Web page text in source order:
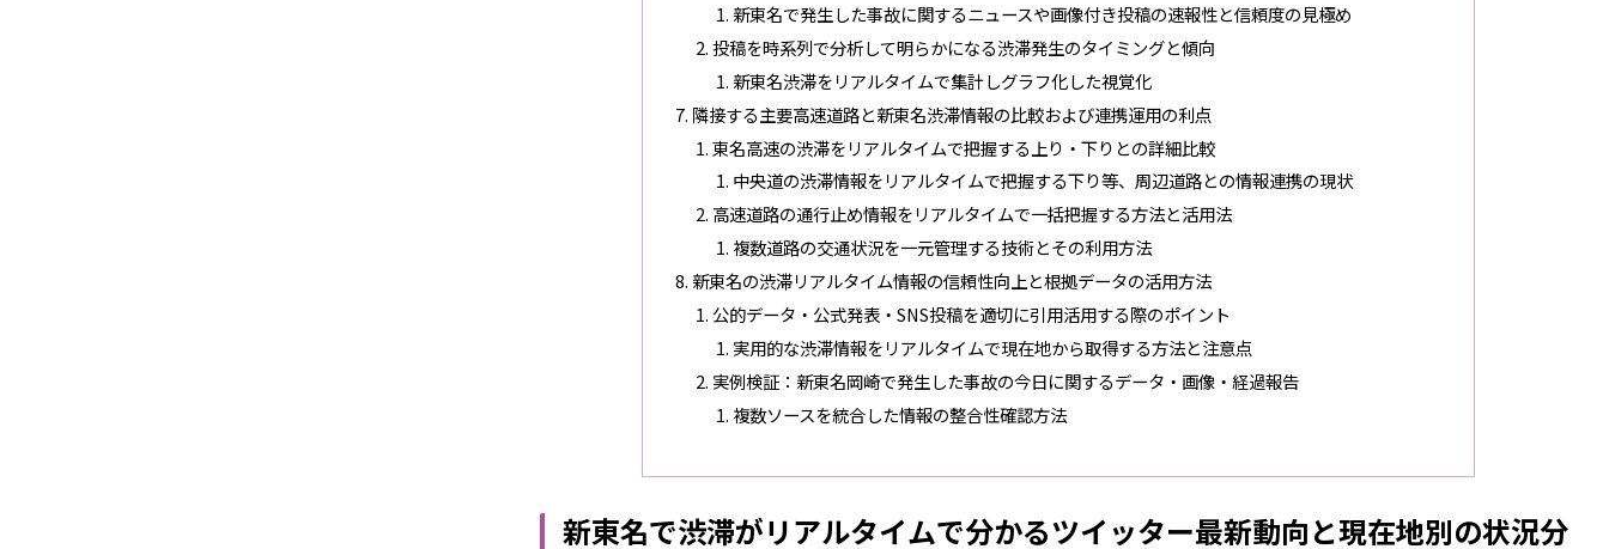
新東名で発生した事故に関するニュースや画像付き投稿の速報性と信頼度の見極め
投稿を時系列で分析して明らかになる渋滞発生のタイミングと傾向
新東名渋滞をリアルタイムで集計しグラフ化した視覚化
隣接する主要高速道路と新東名渋滞情報の比較および連携運用の利点
東名高速の渋滞をリアルタイムで把握する上り・下りとの詳細比較
中央道の渋滞情報をリアルタイムで把握する下り等、周辺道路との情報連携の現状
高速道路の通行止め情報をリアルタイムで一括把握する方法と活用法
複数道路の交通状況を一元管理する技術とその利用方法
新東名の渋滞リアルタイム情報の信頼性向上と根拠データの活用方法
公的データ・公式発表・SNS投稿を適切に引用活用する際のポイント
実用的な渋滞情報をリアルタイムで現在地から取得する方法と注意点
実例検証：新東名岡崎で発生した事故の今日に関するデータ・画像・経過報告
複数ソースを統合した情報の整合性確認方法
新東名で渋滞がリアルタイムで分かるツイッター最新動向と現在地別の状況分